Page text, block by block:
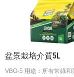
盆景栽培介質5L
VBO-5 用途：所有常綠和